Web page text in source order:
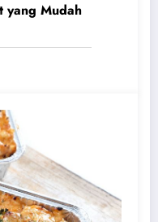
yang Mudah